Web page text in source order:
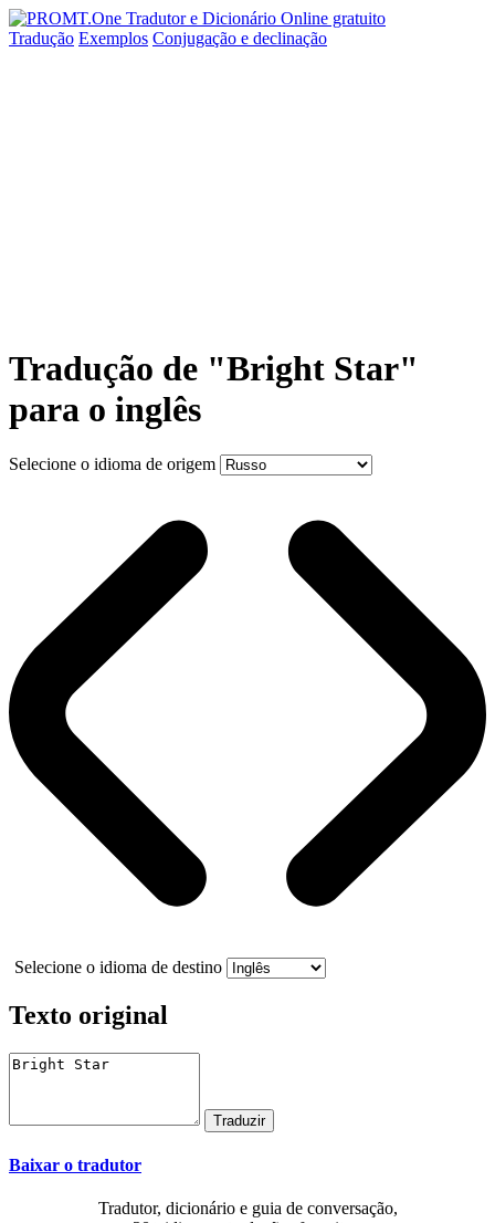
Tradução Exemplos Conjugação e declinação
Tradução de "Bright Star"
para o inglês
Selecione o idioma de origem
Selecione o idioma de destino
Texto original
Baixar o tradutor
Tradutor, dicionário e guia de conversação,